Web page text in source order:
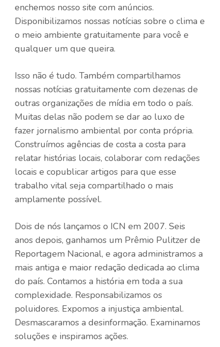
enchemos nosso site com anúncios.
Disponibilizamos nossas notícias sobre o clima e
o meio ambiente gratuitamente para você e
qualquer um que queira.
Isso não é tudo. Também compartilhamos
nossas notícias gratuitamente com dezenas de
outras organizações de mídia em todo o país.
Muitas delas não podem se dar ao luxo de
fazer jornalismo ambiental por conta própria.
Construímos agências de costa a costa para
relatar histórias locais, colaborar com redações
locais e copublicar artigos para que esse
trabalho vital seja compartilhado o mais
amplamente possível.
Dois de nós lançamos o ICN em 2007. Seis
anos depois, ganhamos um Prêmio Pulitzer de
Reportagem Nacional, e agora administramos a
mais antiga e maior redação dedicada ao clima
do país. Contamos a história em toda a sua
complexidade. Responsabilizamos os
poluidores. Expomos a injustiça ambiental.
Desmascaramos a desinformação. Examinamos
soluções e inspiramos ações.